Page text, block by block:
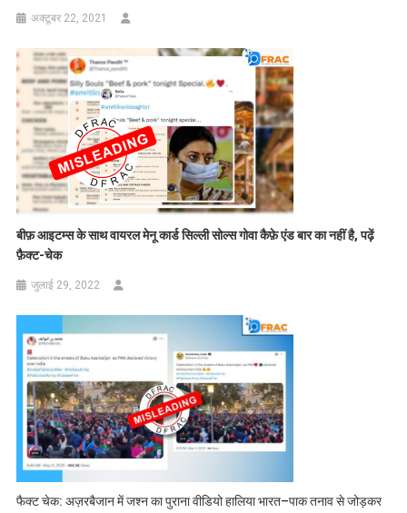
अक्टूबर 22, 2021
बीफ़ आइटम्स के साथ वायरल मेनू कार्ड सिल्ली सोल्स गोवा कैफ़े एंड बार का नहीं है, पढ़ें
फ़ैक्ट-चेक
जुलाई 29, 2022
फैक्ट चेक: अज़रबैजान में जश्न का पुराना वीडियो हालिया भारत–पाक तनाव से जोड़कर